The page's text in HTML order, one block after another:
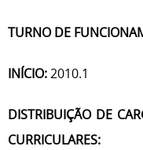
TURNO DE
INÍCIO:2010.1
DISTRIBUIÇÃO DE
CURRICULARES: